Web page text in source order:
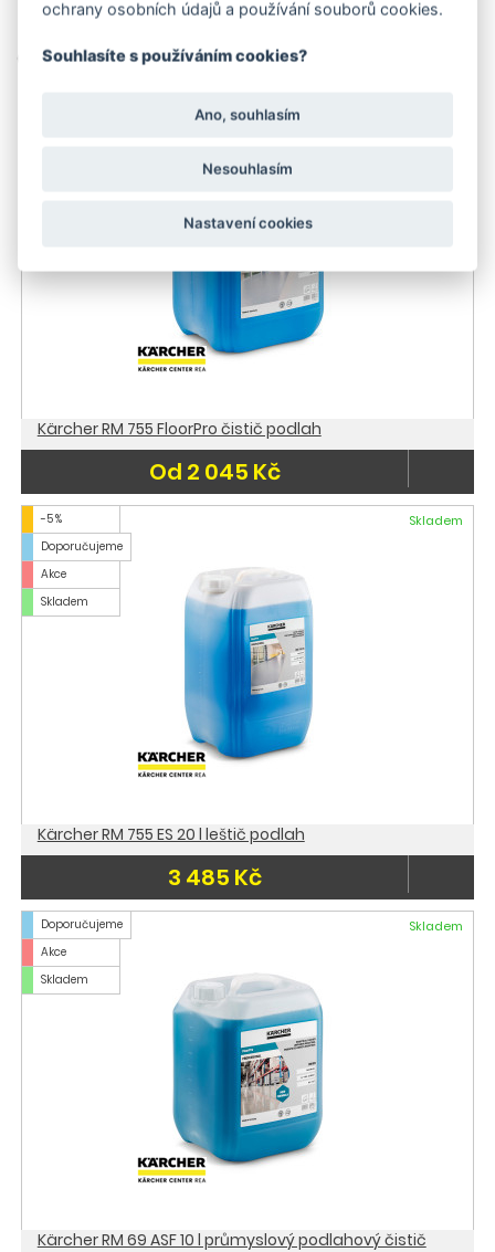
Čistící prostředky
Kärcher RM 755 FloorPro čistič podlah
Od 2 045 Kč
-5 %
Doporučujeme
Akce
Skladem
Skladem
Kärcher RM 755 ES 20 l leštič podlah
3 485 Kč
Doporučujeme
Akce
Skladem
Skladem
Kärcher RM 69 ASF 10 l průmyslový podlahový čistič
ochrany osobních údajů a používání souborů cookies.
Souhlasíte s používáním cookies?
Ano, souhlasím
Nesouhlasím
Nastavení cookies